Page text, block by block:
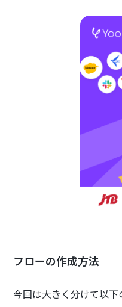
フローの作成方法
今回は大きく分けて以下